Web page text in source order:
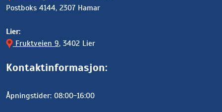
Postboks 4144, 2307 Hamar
Lier:
Fruktveien 9, 3402 Lier
Kontaktinformasjon:
Åpningstider: 08:00-16:00